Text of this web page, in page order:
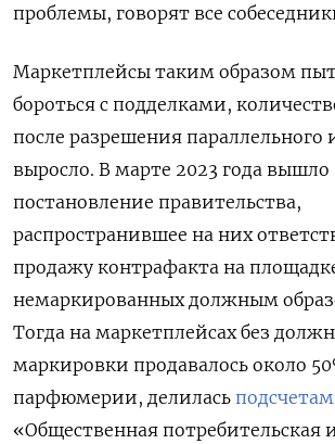
проблемы, говорят все
Маркетплейсы таким образом
бороться с подделками,
после разрешения параллельного
выросло. В марте 2023 года вышло
постановление правительства,
распространившее на них
продажу контрафакта на
немаркированных должным
Тогда на маркетплейсах без
маркировки продавалось около
парфюмерии, делилась
«Общественная потребительская